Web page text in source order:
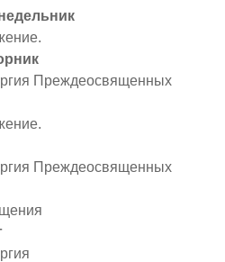
Преждеосвященных
Преждеосвященных